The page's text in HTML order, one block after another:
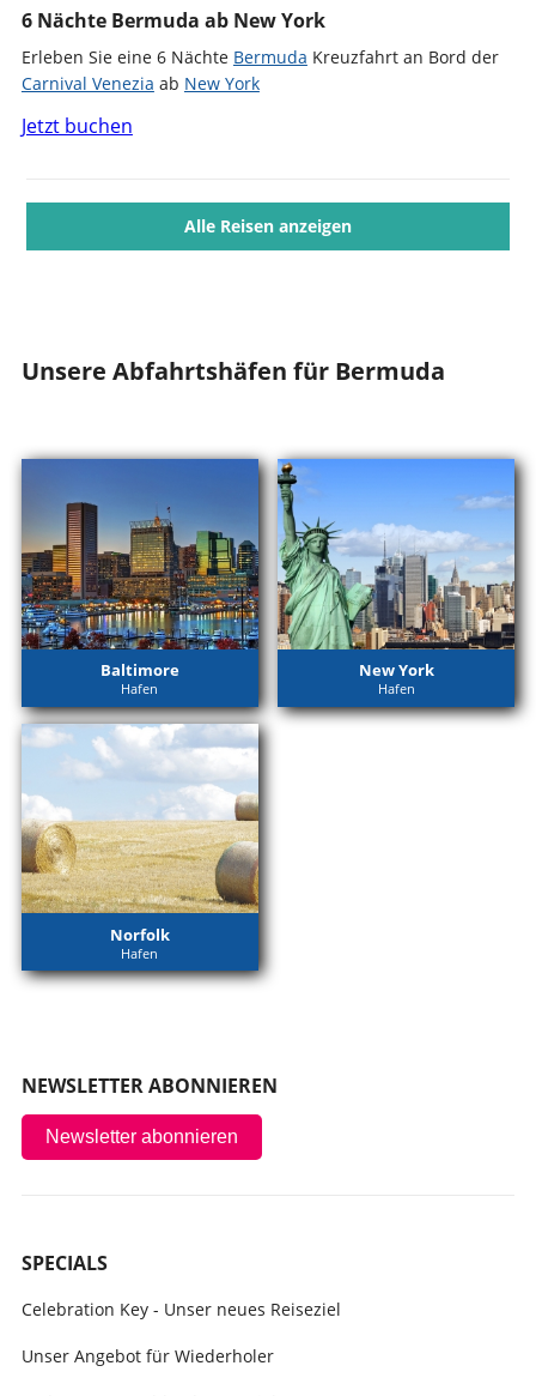
6 Nächte Bermuda ab New York
Erleben Sie eine 6 Nächte Bermuda Kreuzfahrt an Bord der
Carnival Venezia ab New York
Jetzt buchen
Alle Reisen anzeigen
Unsere Abfahrtshäfen für Bermuda
Baltimore
Hafen
New York
Hafen
Norfolk
Hafen
NEWSLETTER ABONNIEREN
Newsletter abonnieren
SPECIALS
Celebration Key - Unser neues Reiseziel
Unser Angebot für Wiederholer